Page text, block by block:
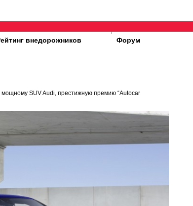
внедорожников Форум
SUV Audi, престижную премию “Autocar